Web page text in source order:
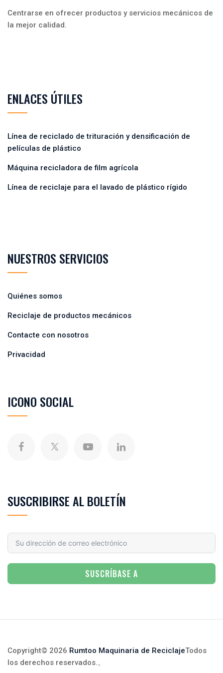
Centrarse en ofrecer productos y servicios mecánicos de
la mejor calidad.
ENLACES ÚTILES
Línea de reciclado de trituración y densificación de
películas de plástico
Máquina recicladora de film agrícola
Línea de reciclaje para el lavado de plástico rígido
NUESTROS SERVICIOS
Quiénes somos
Reciclaje de productos mecánicos
Contacte con nosotros
Privacidad
ICONO SOCIAL
SUSCRIBIRSE AL BOLETÍN
SUSCRÍBASE A
Copyright© 2026 Rumtoo Maquinaria de ReciclajeTodos
los derechos reservados.。